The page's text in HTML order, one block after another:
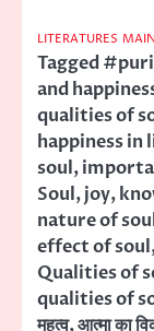
LITERATURES
Tagged
and
qualities of
happiness in
soul,
Soul,joy,
nature of
effect of soul
Qualities of
qualities of
महत्व,आत्मा का